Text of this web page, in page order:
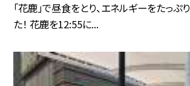
「花鹿」で昼食をとり、エネルギーをたっぷ
た！ 花鹿を12:55に...